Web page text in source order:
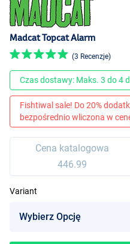
Madcat Topcat Alarm
(3 Recenzje)
Czas dostawy: Maks. 3 do 4
Fishtiwal sale! Do 20%
bezpośrednio wliczona w
Cena katalogowa
446.99
Variant